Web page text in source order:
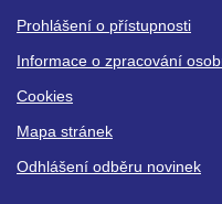
Prohlášení o přístupnosti
Informace o zpracování
Cookies
Mapa stránek
Odhlášení odběru novinek